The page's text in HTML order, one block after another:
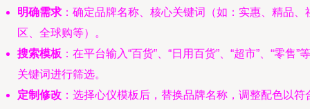
明确需求 ：确定品牌名称、核心关键词（如：实惠、精品、
区、全球购等）。
搜索模板 ：在平台输入“百货”、“日用百货”、“超市”、“零售”等
关键词进行筛选。
定制修改 ：选择心仪模板后，替换品牌名称，调整配色以符